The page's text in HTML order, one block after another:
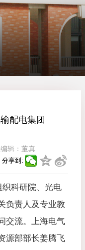
配电集团
编辑： 董真
分享到:
织科研院、光电
负责人及专业教
交流。上海电气
源部部长姜腾飞